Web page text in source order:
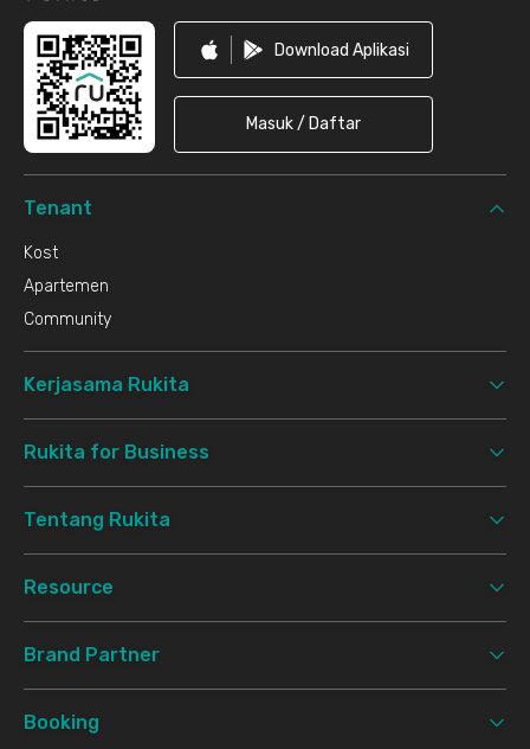
Download Aplikasi
Masuk / Daftar
Tenant
Kost
Apartemen
Community
Kerjasama Rukita
Rukita for Business
Tentang Rukita
Resource
Brand Partner
Booking